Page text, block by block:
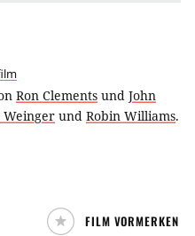
Ron Clements und John
Weinger und Robin Williams.
FILM VORMERKEN